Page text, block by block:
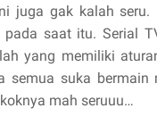
juga gak kalah
saat itu. Serial
yang memiliki
semua suka
mah seruuu…